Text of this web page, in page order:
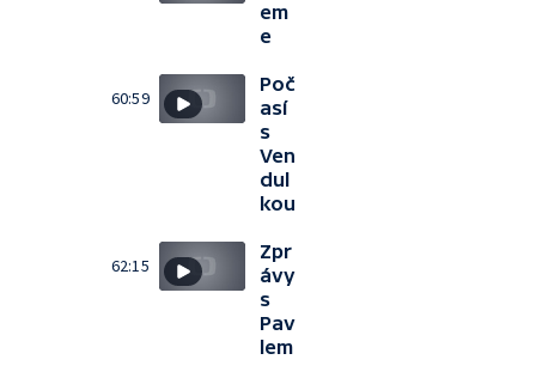
em
e
60:59
Poč
así
s
Ven
dul
kou
62:15
Zpr
ávy
s
Pav
lem